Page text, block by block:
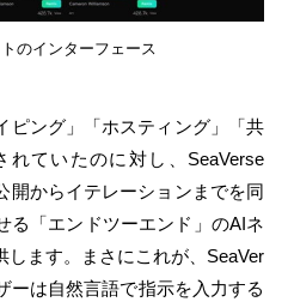
のインターフェース
ピング」「ホスティング」「共
ていたのに対し、SeaVerse
開からイテレーションまでを同
る「エンドツーエンド」のAIネ
します。まさにこれが、SeaVer
ーは自然言語で指示を入力する